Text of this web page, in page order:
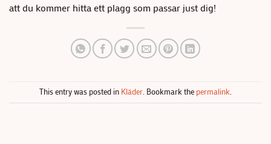
att du kommer hitta ett plagg som passar just dig!
This entry was posted in Kläder . Bookmark the permalink